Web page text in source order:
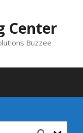
Center
Buzzee